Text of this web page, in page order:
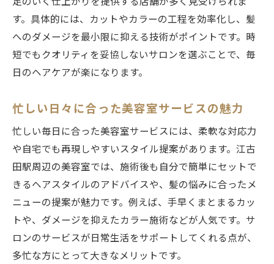
す。具体的には、カットやカラーの工程を効率化し、髪
へのダメージを最小限に抑える技術がポイントです。時
短でもクオリティを妥協しないサロンを選ぶことで、毎
日のヘアケアが楽になります。
忙しい日々に合った美容室サービスの魅力
忙しい毎日に合った美容室サービスには、柔軟な対応力
や自宅でも再現しやすいスタイル提案があります。江古
田駅周辺の美容室では、施術後も自分で簡単にセットで
きるヘアスタイルのアドバイスや、髪の悩みに合ったメ
ニューの提案が魅力です。例えば、手早くまとまるカッ
トや、ダメージを抑えたカラー施術などが人気です。サ
ロンのサービスが日常生活をサポートしてくれる点が、
多忙な方にとって大きなメリットです。